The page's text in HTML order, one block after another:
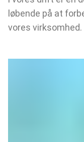
løbende på at
vores virksomhed.